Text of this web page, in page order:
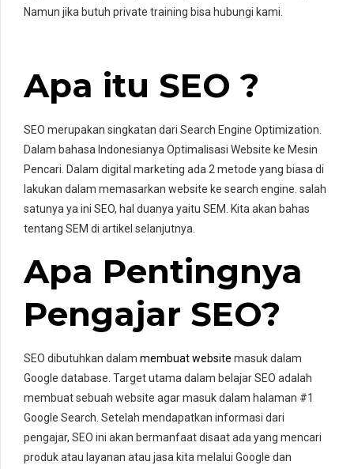
Namun jika butuh private training bisa hubungi kami.
Apa itu SEO ?
SEO merupakan singkatan dari Search Engine Optimization.
Dalam bahasa Indonesianya Optimalisasi Website ke Mesin
Pencari. Dalam digital marketing ada 2 metode yang biasa di
lakukan dalam memasarkan website ke search engine. salah
satunya ya ini SEO, hal duanya yaitu SEM. Kita akan bahas
tentang SEM di artikel selanjutnya.
Apa Pentingnya
Pengajar SEO?
SEO dibutuhkan dalam membuat website masuk dalam
Google database. Target utama dalam belajar SEO adalah
membuat sebuah website agar masuk dalam halaman #1
Google Search. Setelah mendapatkan informasi dari
pengajar, SEO ini akan bermanfaat disaat ada yang mencari
produk atau layanan atau jasa kita melalui Google dan